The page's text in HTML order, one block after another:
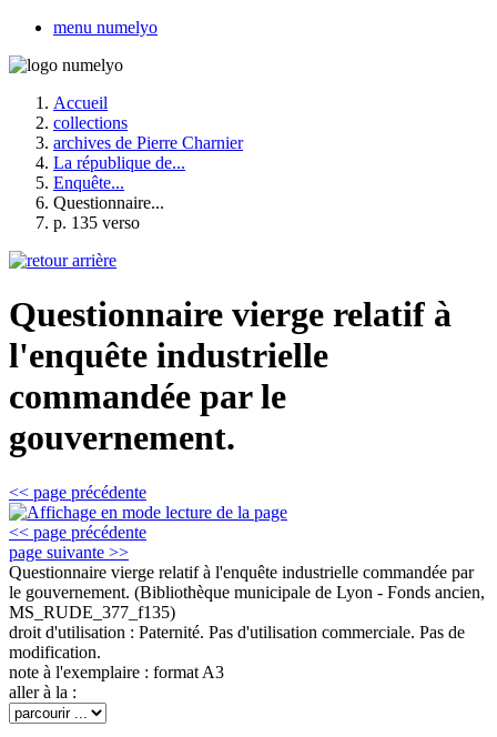
menu numelyo
Accueil
collections
archives de Pierre Charnier
La république de...
Enquête...
Questionnaire...
p. 135 verso
Questionnaire vierge relatif à
l'enquête industrielle
commandée par le
gouvernement.
<< page précédente
<< page précédente
page suivante >>
Questionnaire vierge relatif à l'enquête industrielle commandée par
le gouvernement. (Bibliothèque municipale de Lyon - Fonds ancien,
MS_RUDE_377_f135)
droit d'utilisation : Paternité. Pas d'utilisation commerciale. Pas de
modification.
note à l'exemplaire : format A3
aller à la :